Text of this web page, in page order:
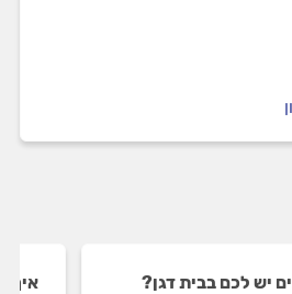
יש לכם בבית דגן?
איך